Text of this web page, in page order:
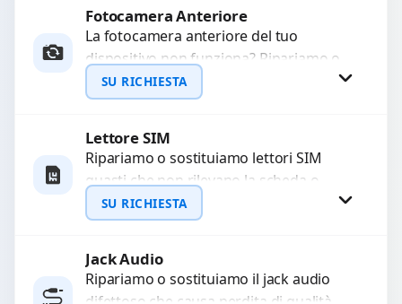
Richiedi Preventivo
WhatsApp
Fotocamera Anteriore
La fotocamera anteriore del tuo
dispositivo non funziona? Ripariamo o
sostituiamo fotocamere guaste con
problemi come immagini sfocate, messa
SU RICHIESTA
Richiedi Preventivo
WhatsApp
Lettore SIM
Ripariamo o sostituiamo lettori SIM
guasti che non rilevano la scheda o
interrompono il segnale. Utilizziamo
ricambi testati e garantiti...
SU RICHIESTA
Richiedi Preventivo
Jack Audio
Ripariamo o sostituiamo il jack audio